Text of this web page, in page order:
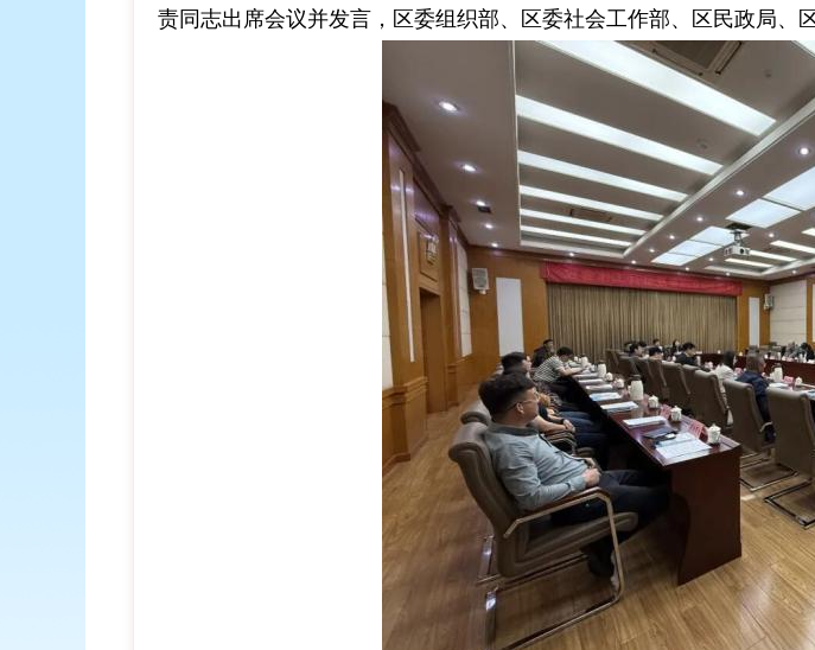
责同志出席会议并发言， 区委组织部、区委社会工作部、区民政局、